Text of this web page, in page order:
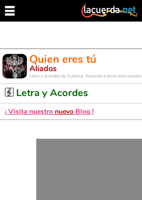
Quien eres tú
Aliados
Letra y Acordes de Guitarra. Aprende a tocar esta canción
Letra y Acordes
¡ Visita nuestro nuevo Blog !